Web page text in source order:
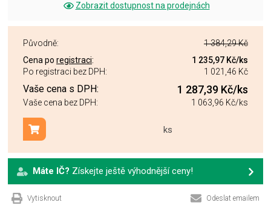
Zobrazit dostupnost na prodejnách
Původně:
1 384,29 Kč
Cena po registraci: 1 235,97 Kč/ks
Po registraci bez DPH:
1 021,46 Kč
Vaše cena s DPH: 1 287,39 Kč/ks
Vaše cena bez DPH: 1 063,96 Kč/ks
ks
Přidat do košíku
Máte IČ? Získejte ještě výhodnější ceny!
Vytisknout Odeslat emailem